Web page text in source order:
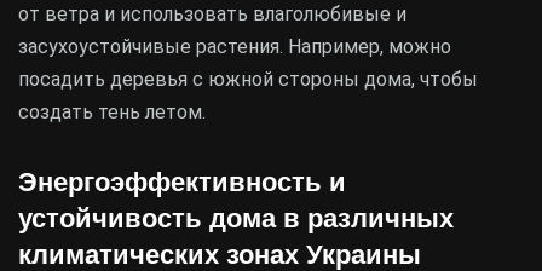
от ветра и использовать влаголюбивые и
засухоустойчивые растения. Например, можно
посадить деревья с южной стороны дома, чтобы
создать тень летом.
Энергоэффективность и
устойчивость дома в различных
климатических зонах Украины